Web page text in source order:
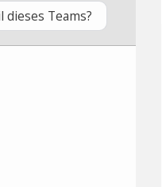
dieses Teams?